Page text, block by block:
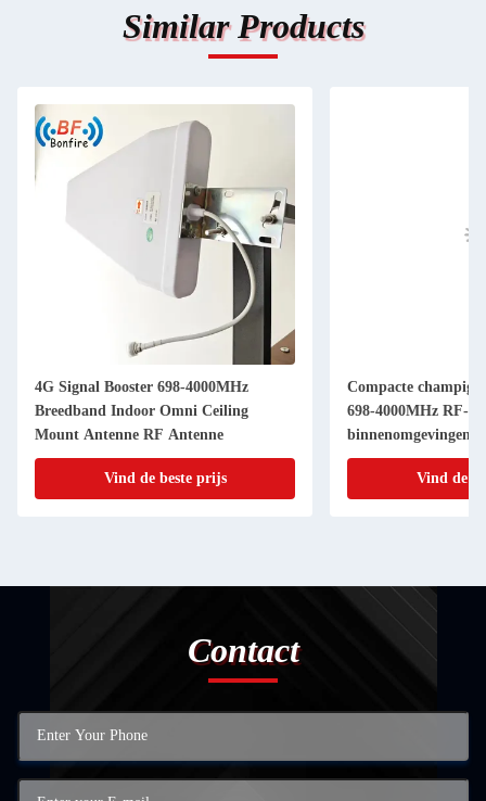
Similar Products
4G Signal Booster 698-4000MHz
Breedband Indoor Omni Ceiling
Mount Antenne RF Antenne
Vind de beste prijs
Compacte
698-4000MHz RF-
binnenomgevingen
Vind de
Contact